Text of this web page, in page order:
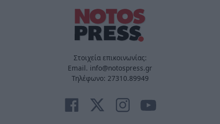
Στοιχεία επικοινωνίας:
Email. info@notospress.gr
Τηλέφωνο: 27310.89949